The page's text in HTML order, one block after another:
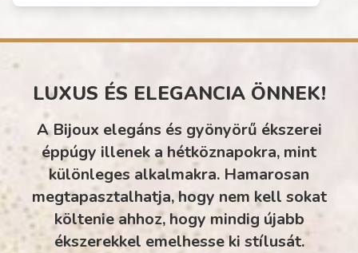
LUXUS ÉS ELEGANCIA ÖNNEK!
A Bijoux elegáns és gyönyörű ékszerei
éppúgy illenek a hétköznapokra, mint
különleges alkalmakra. Hamarosan
megtapasztalhatja, hogy nem kell sokat
költenie ahhoz, hogy mindig újabb
ékszerekkel emelhesse ki stílusát.